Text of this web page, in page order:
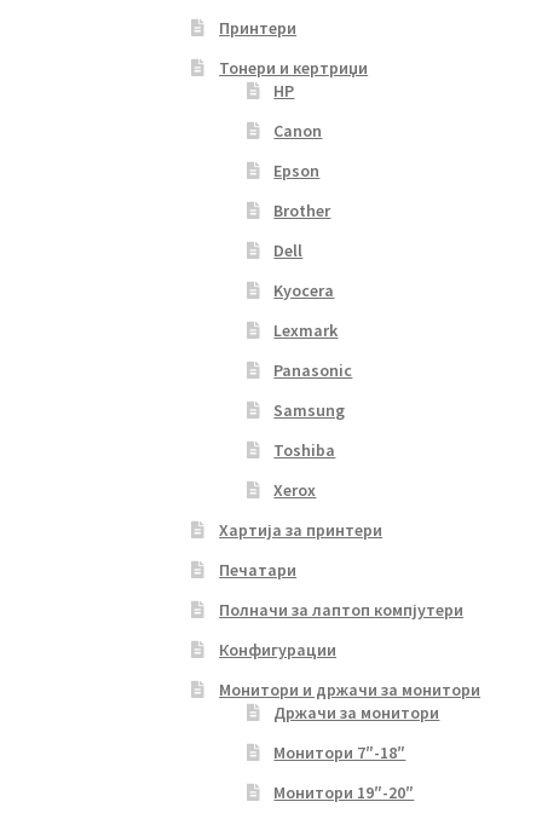
Принтери
Тонери и кертриџи
HP
Canon
Epson
Brother
Dell
Kyocera
Lexmark
Panasonic
Samsung
Toshiba
Xerox
Хартија за принтери
Печатари
Полначи за лаптоп компјутери
Конфигурации
Монитори и држачи за монитори
Држачи за монитори
Монитори 7″-18″
Монитори 19″-20″